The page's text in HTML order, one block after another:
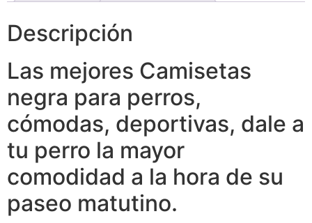
Descripción
Las mejores Camisetas
negra para perros,
cómodas, deportivas, dale a
tu perro la mayor
comodidad a la hora de su
paseo matutino.